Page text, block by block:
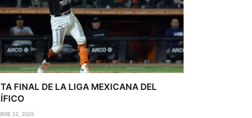
FINAL DE LA LIGA MEXICANA DEL
22, 2025